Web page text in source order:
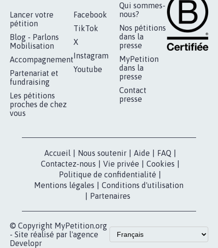
Lancer votre
pétition
Blog - Parlons
Mobilisation
Accompagnement
Partenariat et
fundraising
Les pétitions
proches de chez
vous
Facebook
TikTok
X
Instagram
Youtube
Qui sommes-
nous?
Nos pétitions
dans la
presse
MyPetition
dans la
presse
Contact
presse
Accueil Nous soutenir Aide FAQ
Contactez-nous
Vie privée Cookies
Politique de confidentialité
Mentions légales
Conditions d'utilisation
Partenaires
© Copyright MyPetition.org
- Site réalisé par l'agence
Developr